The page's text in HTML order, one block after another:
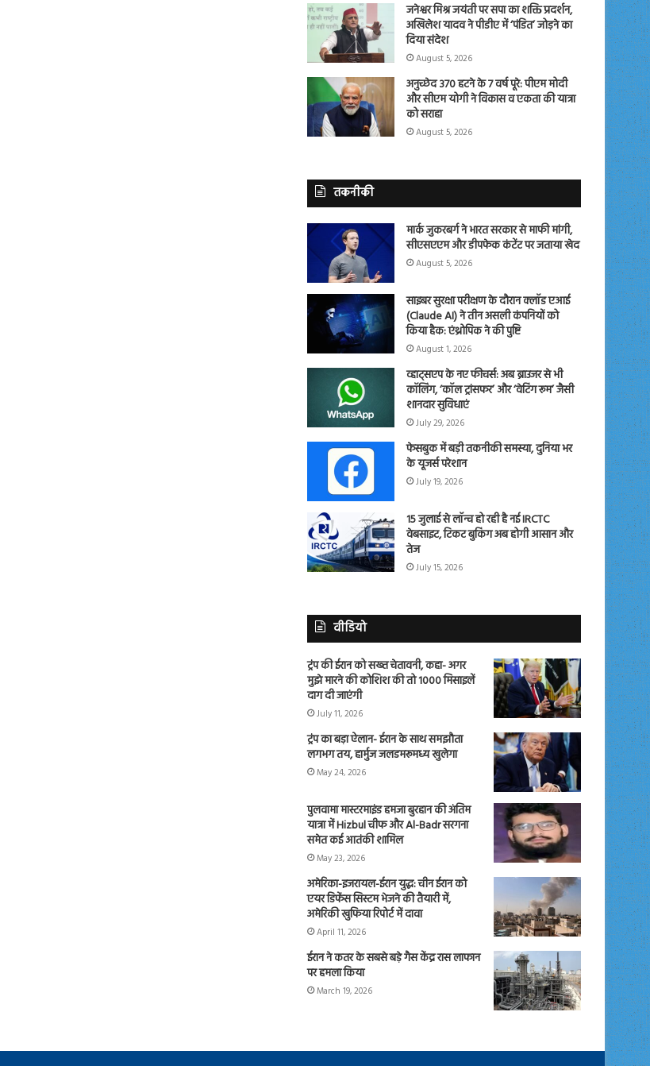
जनेश्वर मिश्र जयंती पर सपा का शक्ति प्रदर्शन,
अखिलेश यादव ने पीडीए में ‘पंडित’ जोड़ने का
दिया संदेश
August 5, 2026
अनुच्छेद 370 हटने के 7 वर्ष पूरे: पीएम मोदी
और सीएम योगी ने विकास व एकता की यात्रा
को सराहा
August 5, 2026
तकनीकी
मार्क जुकरबर्ग ने भारत सरकार से माफी मांगी,
सीएसएएम और डीपफेक कंटेंट पर जताया खेद
August 5, 2026
साइबर सुरक्षा परीक्षण के दौरान क्लॉड एआई
(Claude AI) ने तीन असली कंपनियों को
किया हैक: एंथ्रोपिक ने की पुष्टि
August 1, 2026
व्हाट्सएप के नए फीचर्स: अब ब्राउजर से भी
कॉलिंग, ‘कॉल ट्रांसफर’ और ‘वेटिंग रूम’ जैसी
शानदार सुविधाएं
July 29, 2026
फेसबुक में बड़ी तकनीकी समस्या, दुनिया भर
के यूजर्स परेशान
July 19, 2026
15 जुलाई से लॉन्च हो रही है नई IRCTC
वेबसाइट, टिकट बुकिंग अब होगी आसान और
तेज
July 15, 2026
वीडियो
ट्रंप की ईरान को सख्त चेतावनी, कहा- अगर
मुझे मारने की कोशिश की तो 1000 मिसाइलें
दाग दी जाएंगी
July 11, 2026
ट्रंप का बड़ा ऐलान- ईरान के साथ समझौता
लगभग तय, हार्मुज जलडमरूमध्य खुलेगा
May 24, 2026
पुलवामा मास्टरमाइंड हमजा बुरहान की अंतिम
यात्रा में Hizbul चीफ और Al-Badr सरगना
समेत कई आतंकी शामिल
May 23, 2026
अमेरिका-इजरायल-ईरान युद्ध: चीन ईरान को
एयर डिफेंस सिस्टम भेजने की तैयारी में,
अमेरिकी खुफिया रिपोर्ट में दावा
April 11, 2026
ईरान ने कतर के सबसे बड़े गैस केंद्र रास लाफान
पर हमला किया
March 19, 2026